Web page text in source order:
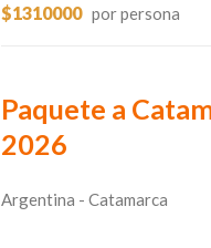
$1310000 por persona
Paquete a
2026
Argentina - Catamarca